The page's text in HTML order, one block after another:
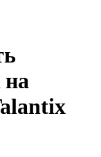
на